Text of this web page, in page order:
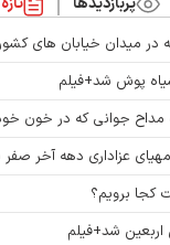
میدان خیابان های کشور
پوش شد+فیلم
جوانی که در خون خود
عزاداری دهه آخر صفر
برویم؟
شد+فیلم